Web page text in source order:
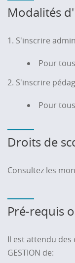
candidature
message.fr
Modalités
1. S'inscrire
Pour
2. S'inscrire
Pour
Droits de
Consultez les
Pré-requis
Il est attendu des
GESTION de: